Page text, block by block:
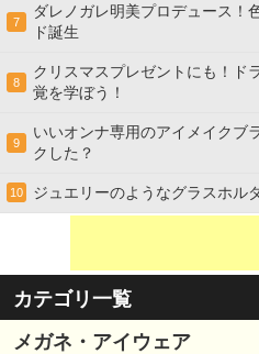
7
ダレノガレ明美プロデュース！
ド誕生
8
クリスマスプレゼントにも！ド
覚を学ぼう！
9
いいオンナ専用のアイメイクブ
クした？
10 ジュエリーのようなグラスホル
カテゴリ一覧
メガネ・アイウェア